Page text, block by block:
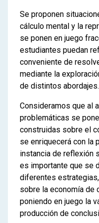
Se proponen
cálculo mental y la
se ponen en juego
estudiantes puedan
conveniente de
mediante la
de distintos abordajes.
Consideramos que al
problemáticas se
construidas sobre el
se enriquecerá con la
instancia de reflexión
es importante que se
diferentes
sobre la economía
poniendo en juego la
producción de